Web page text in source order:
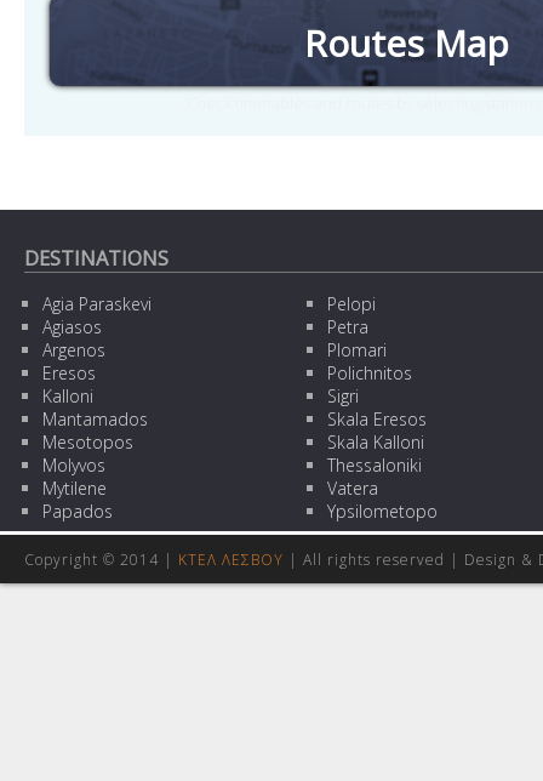
Routes Map
DESTINATIONS
Agia Paraskevi
Agiasos
Argenos
Eresos
Kalloni
Mantamados
Mesotopos
Molyvos
Mytilene
Papados
Pelopi
Petra
Plomari
Polichnitos
Sigri
Skala Eresos
Skala Kalloni
Thessaloniki
Vatera
Ypsilometopo
Copyright © 2014 | ΚΤΕΛ ΛΕΣΒΟΥ | All rights reserved | Design &